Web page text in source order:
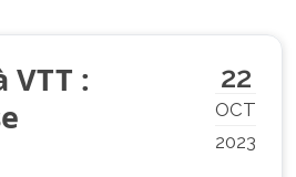
22
OCT
2023
VTT :